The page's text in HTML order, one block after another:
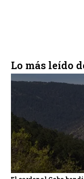
Lo más leído